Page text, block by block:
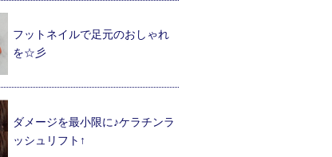
フットネイルで足元のおしゃれ
を☆彡
ダメージを最小限に♪ケラチンラ
ッシュリフト↑